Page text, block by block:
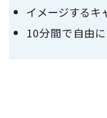
イメージするキ
10分間で自由